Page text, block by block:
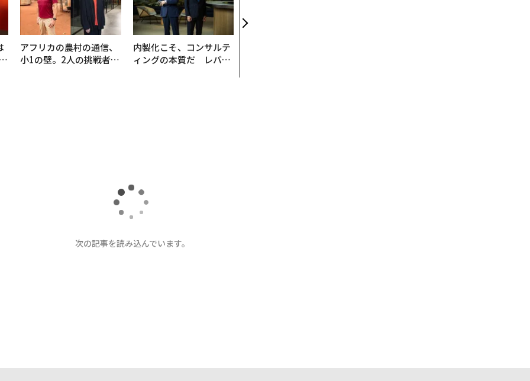
アフリカの農村の通信、
小1の壁。2人の挑戦者が
内製化こそ、コンサルテ
ィングの本質だ レバレ
次の記事を読み込んでいます。